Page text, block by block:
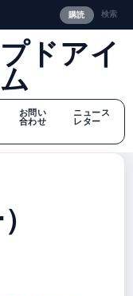
購読 検索
ドアイ
お問い
合わせ
ニュース
レター